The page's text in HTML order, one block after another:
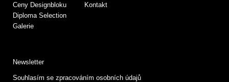
Ceny Designbloku
Diploma Selection
Galerie
Kontakt
Newsletter
Souhlasím se zpracováním osobních údajů